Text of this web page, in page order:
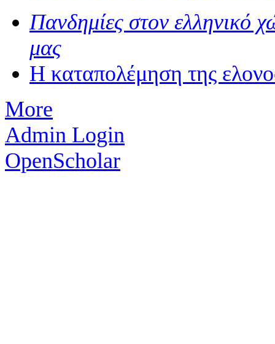
Πανδημίες στον ελληνικό
μας
Η καταπολέμηση της
More
Admin Login
OpenScholar